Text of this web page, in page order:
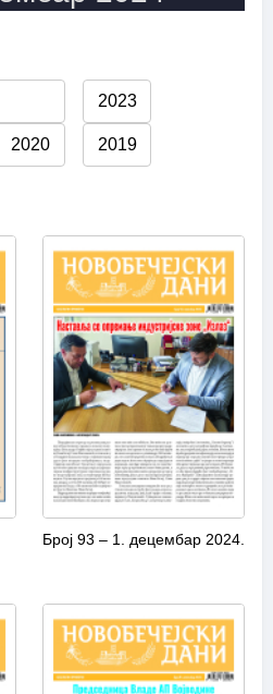
2023
2020 2019
Број 93 – 1. децембар 2024.